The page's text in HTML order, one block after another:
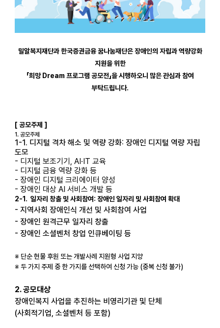
밀알복지재단과 한국증권금융 꿈나눔재단은 장애인의 자립과 역량강화
지원을 위한
「희망 Dream 프로그램 공모전」을 시행하오니 많은 관심과 참여
부탁드립니다.
[ 공모주제 ]
1. 공모주제
1-1. 디지털 격차 해소 및 역량 강화: 장애인 디지털 역량 자립
도모
- 디지털 보조기기, AI·IT 교육
- 디지털 금융 역량 강화 등
- 장애인 디지털 크리에이터 양성
- 장애인 대상 AI 서비스 개발 등
2-1. 일자리 창출 및 사회참여: 장애인 일자리 및 사회참여 확대
- 지역사회 장애인식 개선 및 사회참여 사업
- 장애인 원격근무 일자리 창출
- 장애인 소셜벤처 창업 인큐베이팅 등
※ 단순 현물 후원 또는 개발사례 지원형 사업 지양
※ 두 가지 주제 중 한 가지를 선택하여 신청 가능 (중복 신청 불가)
2. 공모대상
장애인복지 사업을 추진하는 비영리기관 및 단체
(사회적기업, 소셜벤처 등 포함)